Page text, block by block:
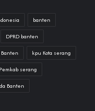
banten
DPRD banten
Banten kpu Kota serang
Pemkab serang
Banten